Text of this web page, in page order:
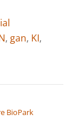
, gan, KI,
BioPark